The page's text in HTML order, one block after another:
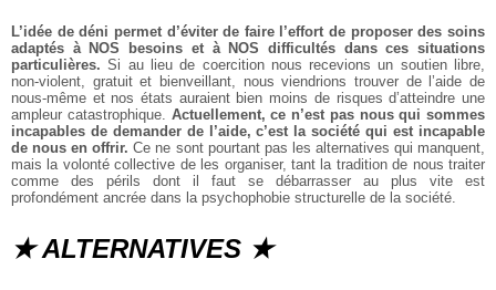
L’idée de déni permet d’éviter de faire l’effort de proposer des soins
adaptés à NOS besoins et à NOS difficultés dans ces situations
particulières. Si au lieu de coercition nous recevions un soutien libre,
non-violent, gratuit et bienveillant, nous viendrions trouver de l’aide de
nous-même et nos états auraient bien moins de risques d’atteindre une
ampleur catastrophique. Actuellement, ce n’est pas nous qui sommes
incapables de demander de l’aide, c’est la société qui est incapable
de nous en offrir.Ce ne sont pourtant pas les alternatives qui manquent,
mais la volonté collective de les organiser, tant la tradition de nous traiter
comme des périls dont il faut se débarrasser au plus vite est
profondément ancrée dans la psychophobie structurelle de la société.
★ ALTERNATIVES ★